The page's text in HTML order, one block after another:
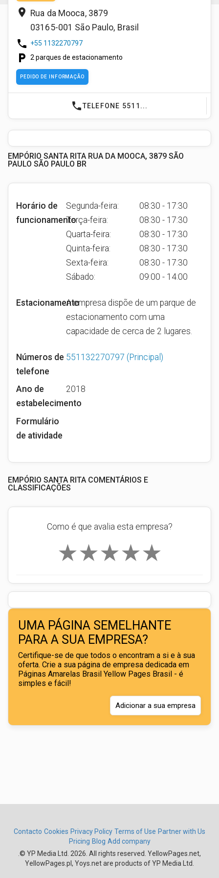
place Rua da Mooca, 3879
03165-001 São Paulo, Brasil
phone +55 1132270797
local_parking 2 parques de estacionamento
PEDIDO DE INFORMAÇÃO
phoneTELEFONE 5511...
EMPÓRIO SANTA RITA RUA DA MOOCA, 3879 SÃO
PAULO SÃO PAULO BR
Horário de
funcionamento
Segunda-feira:
08:30 - 17:30
Terça-feira:
08:30 - 17:30
Quarta-feira:
08:30 - 17:30
Quinta-feira:
08:30 - 17:30
Sexta-feira:
08:30 - 17:30
Sábado:
09:00 - 14:00
EstacionamentoA empresa dispõe de um parque de
estacionamento com uma
capacidade de cerca de 2 lugares.
Números de
telefone
551132270797 (Principal)
Ano de
estabelecimento
2018
Formulário
de atividade
EMPÓRIO SANTA RITA COMENTÁRIOS E
CLASSIFICAÇÕES
Como é que avalia esta empresa?
★
★
★
★
★
UMA PÁGINA SEMELHANTE
PARA A SUA EMPRESA?
Certifique-se de que todos o encontram a si e à sua
oferta. Crie a sua página de empresa dedicada em
Páginas Amarelas Brasil Yellow Pages Brasil - é
simples e fácil!
Adicionar a sua empresa
Contacto Cookies Privacy Policy Terms of Use Partner with Us
Pricing Blog Add company
© YP Media Ltd. 2026. All rights reserved. YellowPages.net,
YellowPages.pl, Yoys.net are products of YP Media Ltd.